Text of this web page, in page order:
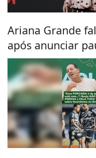
Ariana Grande
após anunciar